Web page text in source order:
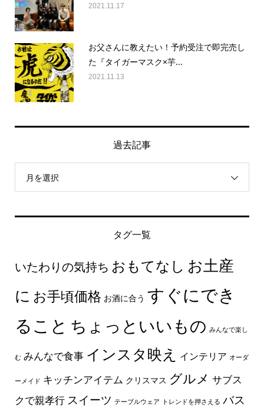
2021.11.17
お父さんに教えたい！予約受注で即完売し
た『タイガーマスク×芋...
2021.11.13
過去記事
月を選択
タグ一覧
いたわりの気持ち おもてなし お土産
に お手頃価格 お酒に合う すぐにでき
ること ちょっといいもの みんなで楽し
む みんなで食事 インスタ映え インテリア オーダ
ーメイド キッチンアイテム クリスマス グルメ サブス
クで親孝行 スイーツ テーブルウェア トレンドを押さえる バス